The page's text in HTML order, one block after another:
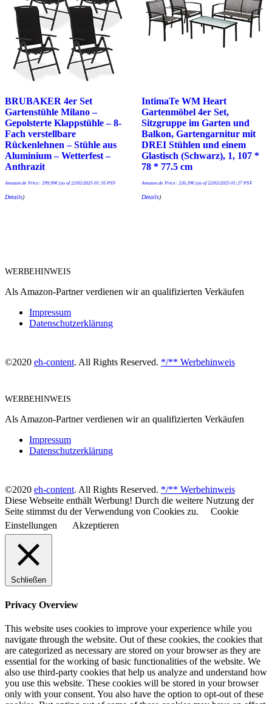
BRUBAKER 4er Set
Gartenstühle Milano –
Gepolsterte Klappstühle – 8-
Fach verstellbare
Rückenlehnen – Stühle aus
Aluminium – Wetterfest –
Anthrazit
Amazon.de Price: 299,99€(as of 22/02/2025 01:35 PST-
Details)
IntimaTe WM Heart
Gartenmöbel 4er Set,
Sitzgruppe im Garten und
Balkon, Gartengarnitur mit
DREI Stühlen und einem
Glastisch (Schwarz), 1, 107 *
78 * 77.5 cm
Amazon.de Price: 226,39€(as of 22/02/2025 01:27 PST-
Details)
WERBEHINWEIS
Als Amazon-Partner verdienen wir an qualifizierten Verkäufen
Impressum
Datenschutzerklärung
©2020 eh-content. All Rights Reserved. */** Werbehinweis
WERBEHINWEIS
Als Amazon-Partner verdienen wir an qualifizierten Verkäufen
Impressum
Datenschutzerklärung
©2020 eh-content. All Rights Reserved. */** Werbehinweis
Diese Webseite enthält Werbung! Durch die weitere Nutzung der
Seite stimmst du der Verwendung von Cookies zu.
Cookie
Einstellungen
Akzeptieren
Schließen
Privacy Overview
This website uses cookies to improve your experience while you
navigate through the website. Out of these cookies, the cookies that
are categorized as necessary are stored on your browser as they are
essential for the working of basic functionalities of the website. We
also use third-party cookies that help us analyze and understand how
you use this website. These cookies will be stored in your browser
only with your consent. You also have the option to opt-out of these